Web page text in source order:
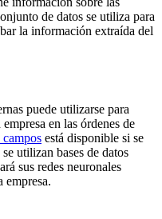
de datos se utiliza para
la información extraída del
puede utilizarse para
en las órdenes de
está disponible si se
utilizan bases de datos
sus redes neuronales
empresa.